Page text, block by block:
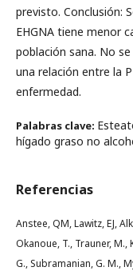
previsto. Conclusión:
EHGNA tiene menor
población sana. No
una relación entre la
enfermedad.
Palabras clave:
hígado graso no
Referencias
Anstee, QM, Lawitz, EJ,
Okanoue, T., Trauner, M.,
G., Subramanian, G. M.,